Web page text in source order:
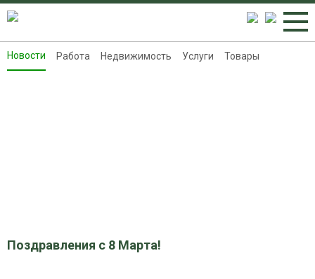
Новости
Новости Работа Недвижимость Услуги Товары
Поздравления с 8 Марта!